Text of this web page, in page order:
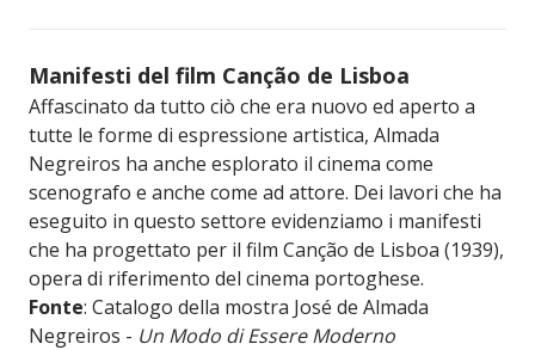
Manifesti del film Canção de Lisboa
Affascinato da tutto ciò che era nuovo ed aperto a
tutte le forme di espressione artistica, Almada
Negreiros ha anche esplorato il cinema come
scenografo e anche come ad attore. Dei lavori che ha
eseguito in questo settore evidenziamo i manifesti
che ha progettato per il film Canção de Lisboa (1939),
opera di riferimento del cinema portoghese.
Fonte: Catalogo della mostra José de Almada
Negreiros - Un Modo di Essere Moderno